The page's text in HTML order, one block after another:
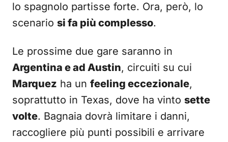
lo spagnolo partisse forte. Ora, però, lo
scenario si fa più complesso.
Le prossime due gare saranno in
Argentina e ad Austin, circuiti su cui
Marquez ha un feeling eccezionale,
soprattutto in Texas, dove ha vinto sette
volte. Bagnaia dovrà limitare i danni,
raccogliere più punti possibili e arrivare